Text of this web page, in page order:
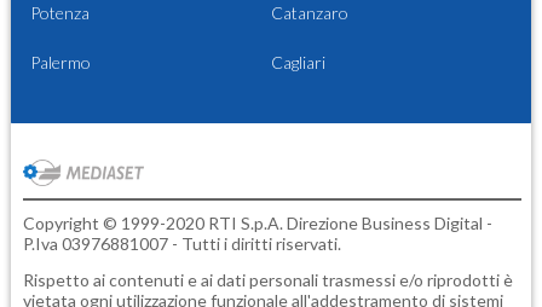
Potenza Catanzaro
Palermo Cagliari
Copyright © 1999-2020 RTI S.p.A. Direzione Business Digital -
P.Iva 03976881007 - Tutti i diritti riservati.
Rispetto ai contenuti e ai dati personali trasmessi e/o riprodotti è
vietata ogni utilizzazione funzionale all'addestramento di sistemi